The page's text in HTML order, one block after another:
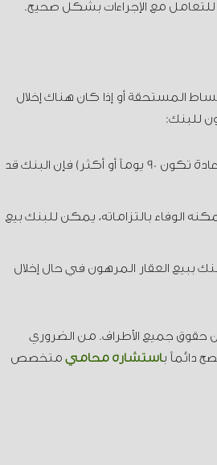
مع الإجراءات بشكل صحيح.
المستحقة أو إذا كان هناك إخلال
للبنك:
عند التخلف عن سداد الأقساط: إذا تأخر العميل في سداد الأقساط لفترة معينة (عادة تكون 90 يوماً أو أكثر) فإن البنك قد
الوفاء بالتزاماته، يمكن للبنك بيع
ببيع العقار المرهون في حال إخلال
حقوق جميع الأطراف. من الضروري
دائماً باستشارة محامي متخصص